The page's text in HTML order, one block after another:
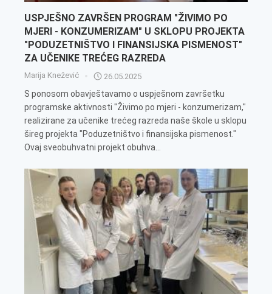
USPJEŠNO ZAVRŠEN PROGRAM "ŽIVIMO PO
MJERI - KONZUMERIZAM" U SKLOPU PROJEKTA
"PODUZETNIŠTVO I FINANSIJSKA PISMENOST"
ZA UČENIKE TREĆEG RAZREDA
Marija Knežević 26.05.2025
S ponosom obavještavamo o uspješnom završetku
programske aktivnosti "Živimo po mjeri - konzumerizam,"
realizirane za učenike trećeg razreda naše škole u sklopu
šireg projekta "Poduzetništvo i finansijska pismenost."
Ovaj sveobuhvatni projekt obuhva...